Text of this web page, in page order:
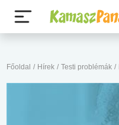
Főoldal / Hírek / Testi problémák /